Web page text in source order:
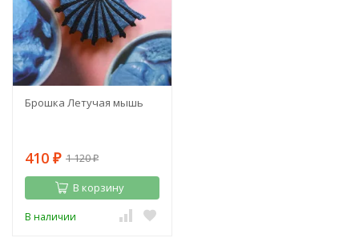
Брошка Летучая мышь
410 ₽ 1 120₽
В корзину
В наличии